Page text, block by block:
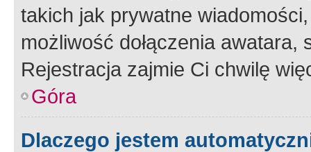
takich jak prywatne
możliwość dołączenia
Rejestracja zajmie Ci chwilę
Góra
Dlaczego jestem